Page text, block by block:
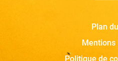
Plan
Mentions
Politique de